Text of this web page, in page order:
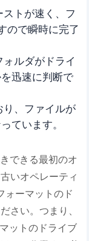
トが速く、フ
ので瞬時に完了
ルダがドライ
迅速に判断で
り、ファイルが
ています。
できる最初のオ
いオペレーティ
ォーマットのド
さい。つまり、
ットのドライブ